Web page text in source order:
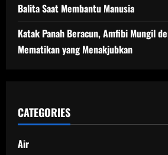
Balita Saat Membantu Manusia
Katak Panah Beracun, Amfibi Mungil
Mematikan yang Menakjubkan
CATEGORIES
Air